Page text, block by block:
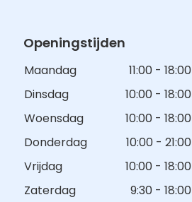
Openingstijden
Maandag
11:00 - 18:00
Dinsdag
10:00 - 18:00
Woensdag
10:00 - 18:00
Donderdag
10:00 - 21:00
Vrijdag
10:00 - 18:00
Zaterdag
9:30 - 18:00